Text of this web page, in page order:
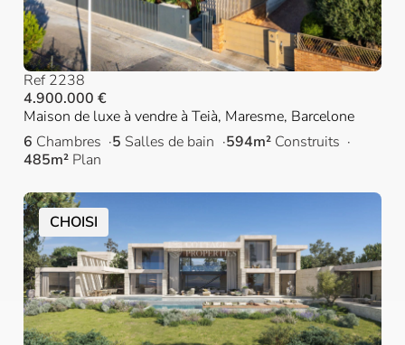
Ref 2238
4.900.000 €
Maison de luxe à vendre à Teià, Maresme, Barcelone
6 Chambres 5 Salles de bain 594m² Construits
485m² Plan
CHOISI